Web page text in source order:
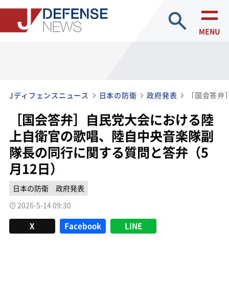
site search
MENU
Jディフェンスニュース 日本の防衛 政府発表
［国会答弁］自民党大会における陸
上自衛官の歌唱、陸自中央音楽隊副
隊長の同行に関する質問と答弁（5
月12日）
日本の防衛
政府発表
2026-5-14 09:30
X Facebook LINE